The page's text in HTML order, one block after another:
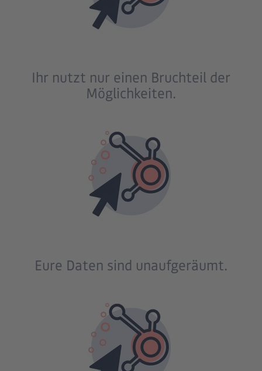
Ihr nutzt nur einen Bruchteil der
Möglichkeiten.
Eure Daten sind unaufgeräumt.